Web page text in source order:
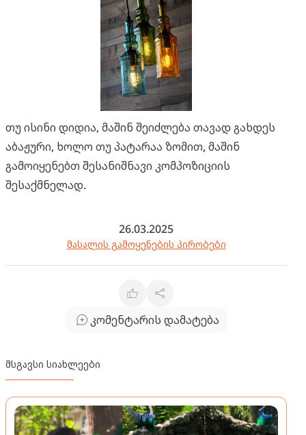
თუ ისინი დიდია, მაშინ შეიძლება თავად გახდეს
აბაჟური, ხოლო თუ პატარაა ზომით, მაშინ
გამოიყენებთ შესანიშნავი კომპოზიციის
შესაქმნელად.
26.03.2025
მასალის გამოყენების პირობები
კომენტარის დამატება
მსგავსი სიახლეები